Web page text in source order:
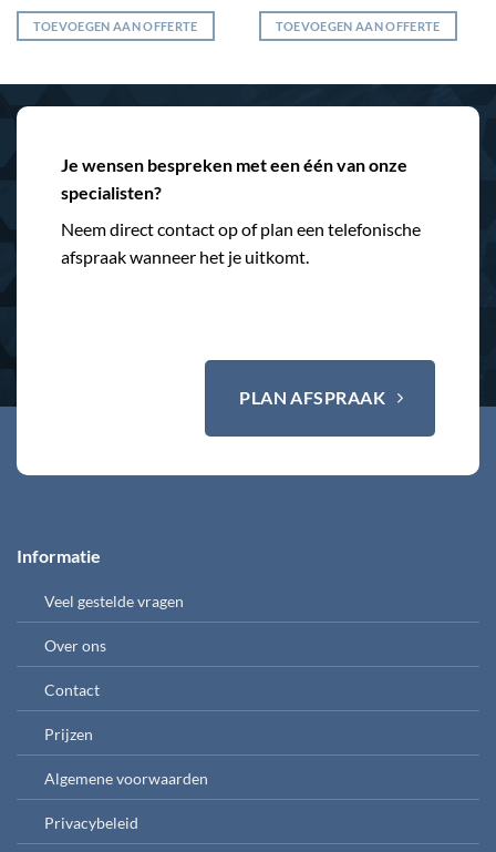
TOEVOEGEN AAN OFFERTE TOEVOEGEN AAN OFFERTE
Je wensen bespreken met een één van onze
specialisten?
Neem direct contact op of plan een telefonische
afspraak wanneer het je uitkomt.
PLAN AFSPRAAK
Informatie
Veel gestelde vragen
Over ons
Contact
Prijzen
Algemene voorwaarden
Privacybeleid